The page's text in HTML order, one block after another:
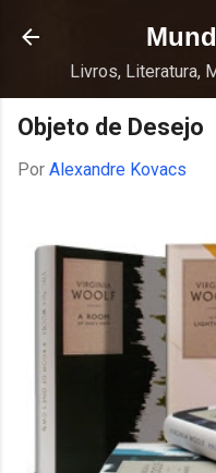
Livros, Literatura,
Objeto de Desejo
Por Alexandre Kovacs